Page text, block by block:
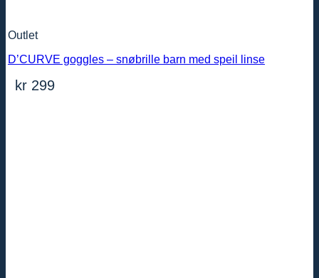
Outlet
D’CURVE goggles – snøbrille barn med speil linse
kr 299